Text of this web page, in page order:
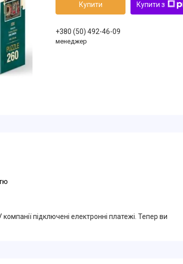
Купити Купити з
+380 (50) 492-46-09
менеджер
компанії підключені електронні платежі. Тепер ви